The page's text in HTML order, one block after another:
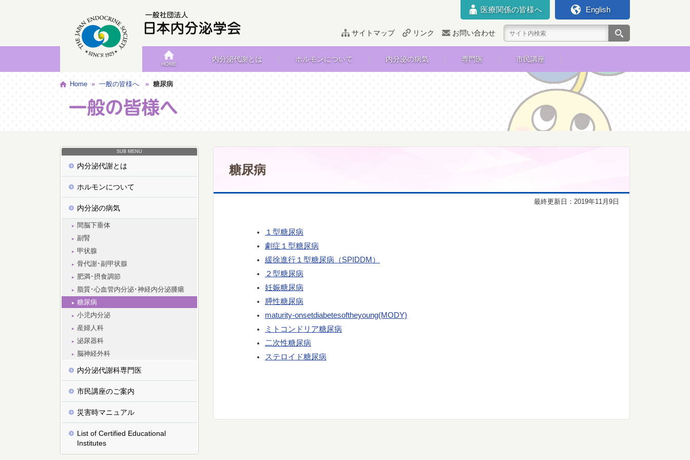
English
医療関係の皆様へ
サイトマップ リンク お問い合わせ
HOME
内分泌代謝とは ホルモンについて 内分泌の病気 専門医 市民講座
SUB MENU
内分泌代謝とは
ホルモンについて
内分泌の病気
間脳下垂体
副腎
甲状腺
骨代謝･副甲状腺
肥満･摂食調節
脂質･心血管内分泌･神経内分泌腫瘍
糖尿病
小児内分泌
産婦人科
泌尿器科
脳神経外科
内分泌代謝科専門医
市民講座のご案内
災害時マニュアル
List of Certified Educational
Institutes
Home » 一般の皆様へ » 糖尿病
糖尿病
最終更新日：2019年11月9日
１型糖尿病
劇症１型糖尿病
緩徐進行１型糖尿病（SPIDDM）
２型糖尿病
妊娠糖尿病
膵性糖尿病
maturity-onsetdiabetesoftheyoung(MODY)
ミトコンドリア糖尿病
二次性糖尿病
ステロイド糖尿病